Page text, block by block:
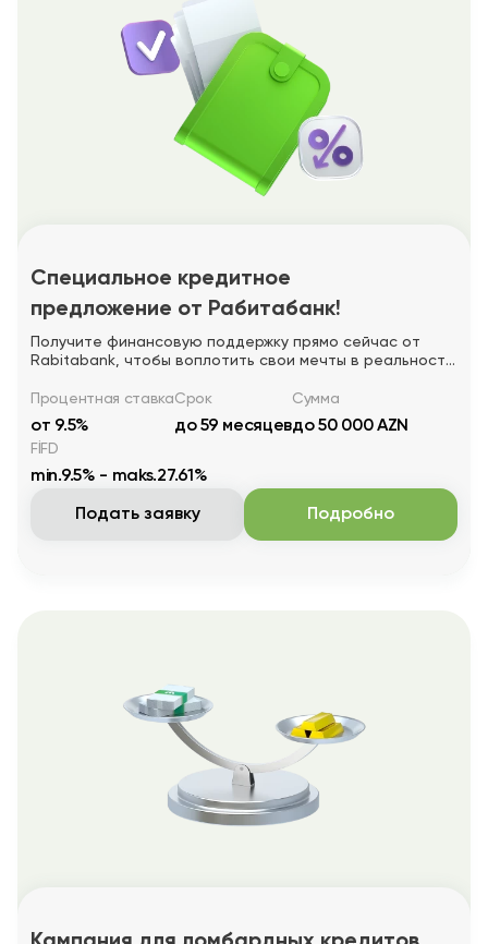
Специальное кредитное
предложение от Рабитабанк!
Получите финансовую поддержку прямо сейчас от
Rabitabank, чтобы воплотить свои мечты в реальность!
Процентная ставка
от 9.5%
Срок
до 59 месяцев
Сумма
до 50 000 AZN
FİFD
min.9.5% - maks.27.61%
Подать заявку Подробно